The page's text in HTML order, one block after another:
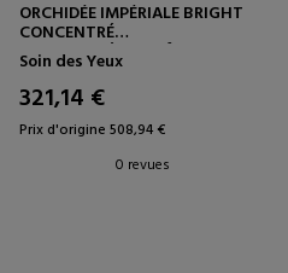
ORCHIDÉE IMPÉRIALE BRIGHT
CONCENTRÉ
CONCENTRÉ ANTI-ÂGE -
ANTI-RIDES
Soin des Yeux
321,14 €
Prix d'origine 508,94 €
0 revues